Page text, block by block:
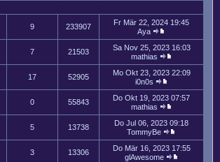
9 233907
Fr Mär 22, 2024 19:45
Aya
7 21503
Sa Nov 25, 2023 16:03
mathias
17 52905
Mo Okt 23, 2023 22:09
i0n0s
0 55843
Do Okt 19, 2023 07:57
mathias
5 13738
Do Jul 06, 2023 09:18
TommyBe
3 13306
Do Mär 16, 2023 17:55
glAwesome